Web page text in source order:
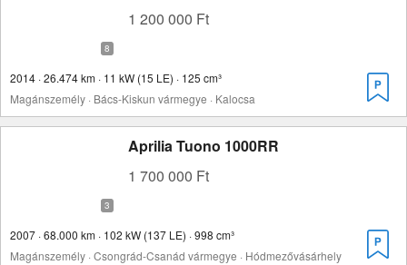
1 200 000 Ft
2014 · 26.474 km · 11 kW (15 LE) · 125 cm³
Magánszemély · Bács-Kiskun vármegye · Kalocsa
Aprilia Tuono 1000RR
1 700 000 Ft
2007 · 68.000 km · 102 kW (137 LE) · 998 cm³
Magánszemély · Csongrád-Csanád vármegye · Hódmezővásárhely